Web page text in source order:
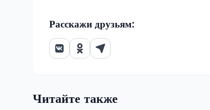
Расскажи друзьям:
Читайте также